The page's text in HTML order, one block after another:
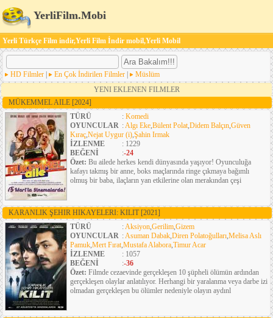
YerliFilm.Mobi
Yerli Türkçe Film indir,Yerli Film İndir mobil,Yerli Mobil
HD Filmler En Çok İndirilen Filmler
Müslüm
YENI EKLENEN FILMLER
MÜKEMMEL AILE [2024]
TÜRÜ
: Komedi
OYUNCULAR :Algı Eke,Bülent Polat,Didem Balçın,Güven
Kıraç,Nejat Uygur (i),Şahin Irmak
İZLENME
: 1229
BEĞENİ
:-24
Özet: Bu ailede herkes kendi dünyasında yaşıyor! Oyunculuğa
kafayı takmış bir anne, boks maçlarında ringe çıkmaya bağımlı
olmuş bir baba, ilaçların yan etkilerine olan merakından çeşi
KARANLIK ŞEHIR HIKAYELERI: KILIT [2021]
TÜRÜ
:Aksiyon,Gerilim,Gizem
OYUNCULAR :Asuman Dabak,Diren Polatoğulları,Melisa Aslı
Pamuk,Mert Fırat,Mustafa Alabora,Timur Acar
İZLENME
: 1057
BEĞENİ
:-36
Özet: Filmde cezaevinde gerçekleşen 10 şüpheli ölümün ardından
gerçekleşen olaylar anlatılıyor. Herhangi bir yaralanma veya darbe izi
olmadan gerçekleşen bu ölümler nedeniyle olayın aydınl